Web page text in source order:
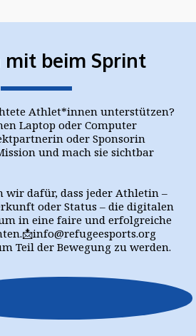
mit beim Sprint
Athlet*innen unterstützen?
Laptop oder Computer
oder Sponsorin
und mach sie sichtbar
wir dafür, dass jeder Athletin –
oder Status – die digitalen
in eine faire und erfolgreiche
Teil der Bewegung zu werden.